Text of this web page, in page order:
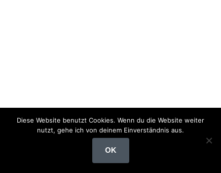
Diese Website benutzt Cookies. Wenn du die Website weiter
nutzt, gehe ich von deinem Einverständnis aus.
OK